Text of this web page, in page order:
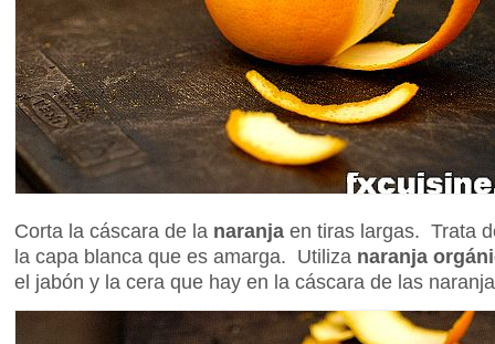
Corta la cáscara de la naranja en tiras largas. Trata
la capa blanca que es amarga. Utiliza naranja
el jabón y la cera que hay en la cáscara de las